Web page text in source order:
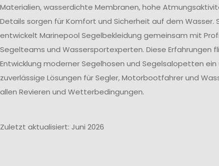
Materialien, wasserdichte Membranen, hohe
Details sorgen für Komfort und Sicherheit auf dem Wasser.
entwickelt Marinepool Segelbekleidung gemeinsam mit
Segelteams und Wassersportexperten. Diese Erfahrungen
Entwicklung moderner Segelhosen und Segelsalopetten
zuverlässige Lösungen für Segler, Motorbootfahrer und
allen Revieren und Wetterbedingungen.
Zuletzt aktualisiert: Juni 2026